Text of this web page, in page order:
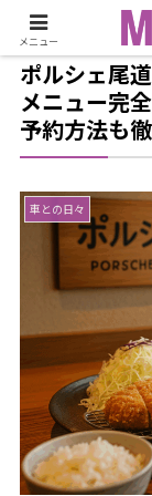
ポルシェ尾
メニュー完
予約方法も
車との日々
メニュー